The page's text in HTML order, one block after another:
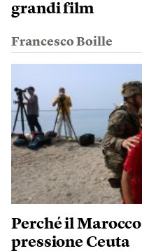
grandi film
Francesco Boille
Perché il
pressione Ceuta